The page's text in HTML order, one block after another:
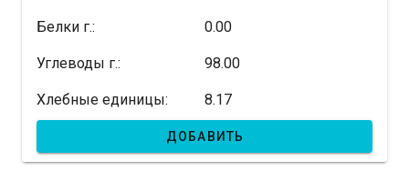
Белки г.: 0.00
Углеводы г.: 98.00
Хлебные единицы: 8.17
ДОБАВИТЬ